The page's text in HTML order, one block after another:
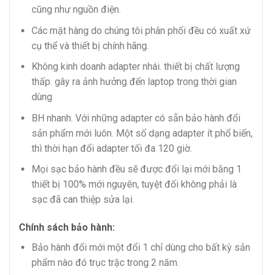
cũng như nguồn điện.
Các mặt hàng do chúng tôi phân phối đều có xuất xứ
cụ thể và thiết bị chính hãng.
Không kinh doanh adapter nhái. thiết bị chất lượng
thấp. gây ra ảnh hưởng đến laptop trong thời gian
dùng
BH nhanh. Với những adapter có sẵn bảo hành đổi
sản phẩm mới luôn. Một số dạng adapter ít phổ biến,
thì thời hạn đổi adapter tối đa 120 giờ.
Mọi sạc bảo hành đều sẽ được đổi lại mới bằng 1
thiết bị 100% mới nguyên, tuyệt đối không phải là
sạc đã can thiệp sửa lại.
Chính sách bảo hành:
Bảo hành đổi mới một đổi 1 chỉ dùng cho bất kỳ sản
phẩm nào đó trục trặc trong 2 năm.